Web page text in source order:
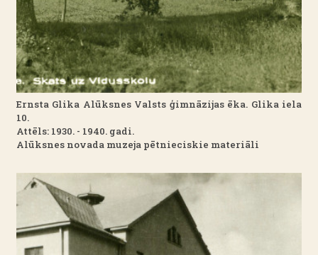
Ernsta Glika Alūksnes Valsts ģimnāzijas ēka. Glika iela
10.
Attēls: 1930. - 1940. gadi.
Alūksnes novada muzeja pētnieciskie materiāli